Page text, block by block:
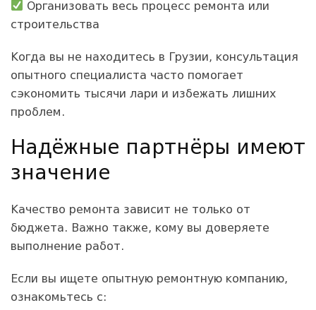
Организовать весь процесс ремонта или
строительства
Когда вы не находитесь в Грузии, консультация
опытного специалиста часто помогает
сэкономить тысячи лари и избежать лишних
проблем.
Надёжные партнёры имеют
значение
Качество ремонта зависит не только от
бюджета. Важно также, кому вы доверяете
выполнение работ.
Если вы ищете опытную ремонтную компанию,
ознакомьтесь с: